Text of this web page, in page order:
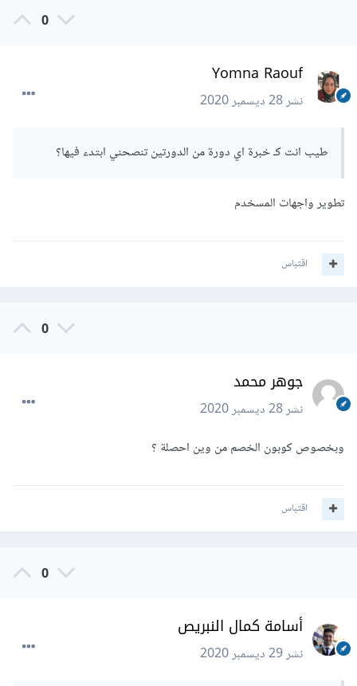
0
Yomna Raouf
نشر28 ديسمبر 2020
طيب انت كـ خبرة اي دورة من الدورتين تنصحني ابتدء فيها؟
تطوير واجهات المسخدم
اقتباس
0
جوهر محمد
نشر28 ديسمبر 2020
وبخصوص كوبون الخصم من وين احصلة ؟
اقتباس
0
أسامة كمال النبريص
نشر29 ديسمبر 2020